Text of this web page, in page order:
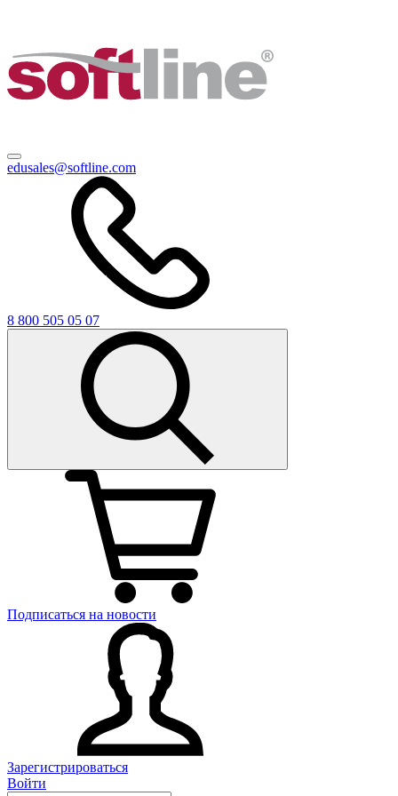
edusales@softline.com
8 800 505 05 07
Подписаться на новости
Зарегистрироваться
Войти